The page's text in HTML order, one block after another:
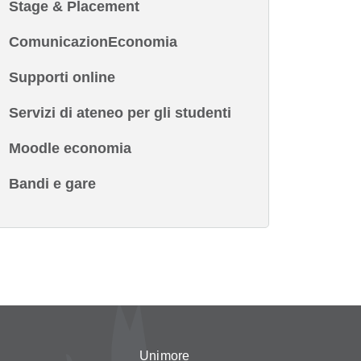
Stage & Placement
ComunicazionEconomia
Supporti online
Servizi di ateneo per gli studenti
Moodle economia
Bandi e gare
Unimore